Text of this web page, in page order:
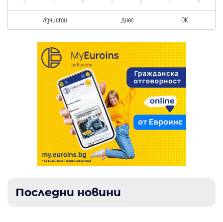
Изчисти Днес OK
Последни новини